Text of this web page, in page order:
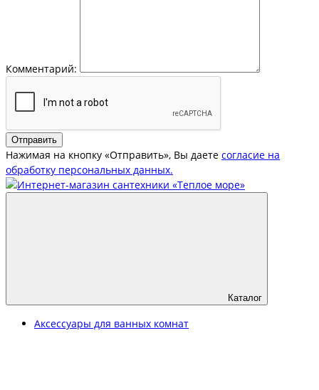
Комментарий:
Отправить
Нажимая на кнопку «Отправить», Вы даете согласие на
обработку персональных данных.
Каталог
Аксессуары для ванных комнат